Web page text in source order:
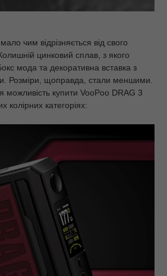
чим відрізняється від свого
цинковий сплав, з якого
мода та декоративна вставка з
Розміри, щоправда, стали меншими.
можливість купити VooPoo DRAG 3
колірних категоріях: